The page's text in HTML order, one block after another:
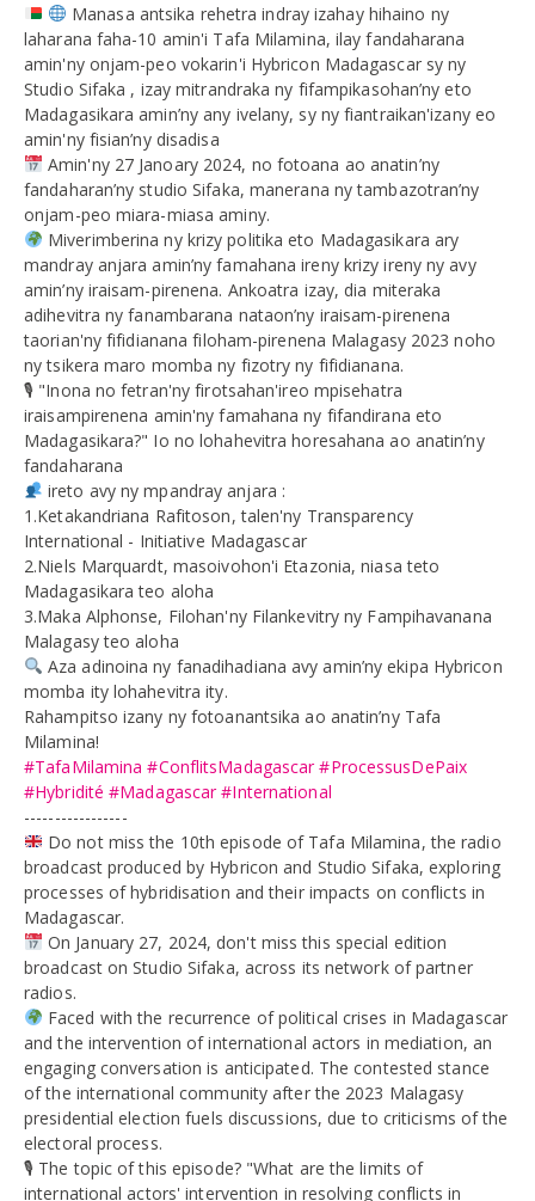
Manasa antsika rehetra indray izahay hihaino ny
laharana faha-10 amin'i Tafa Milamina, ilay fandaharana
amin'ny onjam-peo vokarin'i Hybricon Madagascar sy ny
Studio Sifaka , izay mitrandraka ny fifampikasohan’ny eto
Madagasikara amin’ny any ivelany, sy ny fiantraikan'izany eo
amin'ny fisian’ny disadisa
Amin'ny 27 Janoary 2024, no fotoana ao anatin’ny
fandaharan’ny studio Sifaka, manerana ny tambazotran’ny
onjam-peo miara-miasa aminy.
Miverimberina ny krizy politika eto Madagasikara ary
mandray anjara amin’ny famahana ireny krizy ireny ny avy
amin’ny iraisam-pirenena. Ankoatra izay, dia miteraka
adihevitra ny fanambarana nataon’ny iraisam-pirenena
taorian'ny fifidianana filoham-pirenena Malagasy 2023 noho
ny tsikera maro momba ny fizotry ny fifidianana.
🎙 "Inona no fetran'ny firotsahan'ireo mpisehatra
iraisampirenena amin'ny famahana ny fifandirana eto
Madagasikara?" Io no lohahevitra horesahana ao anatin’ny
fandaharana
ireto avy ny mpandray anjara :
1.Ketakandriana Rafitoson, talen'ny Transparency
International - Initiative Madagascar
2.Niels Marquardt, masoivohon'i Etazonia, niasa teto
Madagasikara teo aloha
3.Maka Alphonse, Filohan'ny Filankevitry ny Fampihavanana
Malagasy teo aloha
Aza adinoina ny fanadihadiana avy amin’ny ekipa Hybricon
momba ity lohahevitra ity.
Rahampitso izany ny fotoanantsika ao anatin’ny Tafa
Milamina!
#TafaMilamina #ConflitsMadagascar #ProcessusDePaix
#Hybridité #Madagascar #International
-----------------
Do not miss the 10th episode of Tafa Milamina, the radio
broadcast produced by Hybricon and Studio Sifaka, exploring
processes of hybridisation and their impacts on conflicts in
Madagascar.
On January 27, 2024, don't miss this special edition
broadcast on Studio Sifaka, across its network of partner
radios.
Faced with the recurrence of political crises in Madagascar
and the intervention of international actors in mediation, an
engaging conversation is anticipated. The contested stance
of the international community after the 2023 Malagasy
presidential election fuels discussions, due to criticisms of the
electoral process.
🎙 The topic of this episode? "What are the limits of
international actors' intervention in resolving conflicts in